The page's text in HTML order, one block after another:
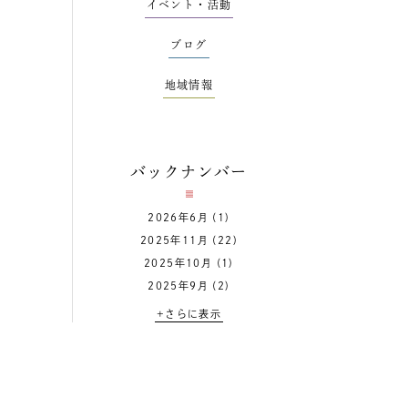
イベント・活動
ブログ
地域情報
バックナンバー
2026年6月 (1)
2025年11月 (22)
2025年10月 (1)
2025年9月 (2)
+さらに表示